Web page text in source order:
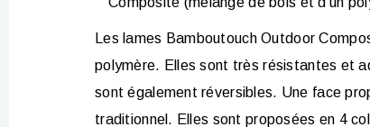
Les lames Bamboutouch Outdoor
polymère. Elles sont très résistantes et
sont également réversibles. Une face
traditionnel. Elles sont proposées en 4